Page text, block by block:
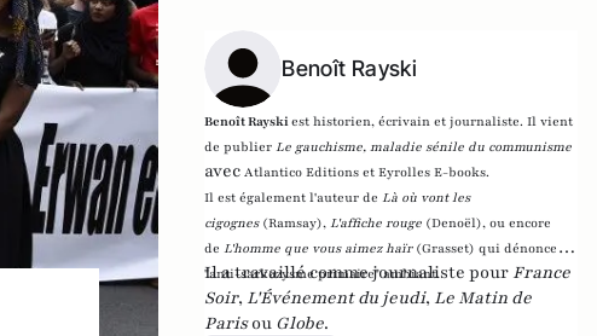
Benoît Rayski
Benoît Rayskiest historien, écrivain et journaliste. Il vient
de publierLe gauchisme, maladie sénile du communisme
avecAtlantico Editions et Eyrolles E-books.
Il est également l'auteur deLà où vont les
cigognes (Ramsay),L'affiche rouge (Denoël), ou encore
deL'homme que vous aimez haïr (Grasset) qui dénonce l'
"anti-sarkozysme primaire" ambiant.
Il a travaillé comme journaliste pour France
Soir, L'Événement du jeudi, Le Matin de
Parisou Globe.